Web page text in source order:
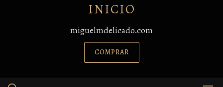
INICIO
miguelmdelicado.com
COMPRAR